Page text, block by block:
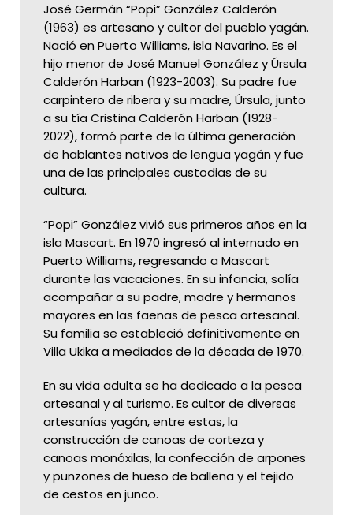
José Germán “Popi” González Calderón
(1963) es artesano y cultor del pueblo yagán.
Nació en Puerto Williams, isla Navarino. Es el
hijo menor de José Manuel González y Úrsula
Calderón Harban (1923-2003). Su padre fue
carpintero de ribera y su madre, Úrsula, junto
a su tía Cristina Calderón Harban (1928-
2022), formó parte de la última generación
de hablantes nativos de lengua yagán y fue
una de las principales custodias de su
cultura.
“Popi” González vivió sus primeros años en la
isla Mascart. En 1970 ingresó al internado en
Puerto Williams, regresando a Mascart
durante las vacaciones. En su infancia, solía
acompañar a su padre, madre y hermanos
mayores en las faenas de pesca artesanal.
Su familia se estableció definitivamente en
Villa Ukika a mediados de la década de 1970.
En su vida adulta se ha dedicado a la pesca
artesanal y al turismo. Es cultor de diversas
artesanías yagán, entre estas, la
construcción de canoas de corteza y
canoas monóxilas, la confección de arpones
y punzones de hueso de ballena y el tejido
de cestos en junco.